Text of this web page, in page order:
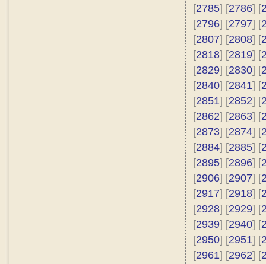
[2785] [2786] [
[2796] [2797] [
[2807] [2808] [
[2818] [2819] [
[2829] [2830] [
[2840] [2841] [
[2851] [2852] [
[2862] [2863] [
[2873] [2874] [
[2884] [2885] [
[2895] [2896] [
[2906] [2907] [
[2917] [2918] [
[2928] [2929] [
[2939] [2940] [
[2950] [2951] [
[2961] [2962] [